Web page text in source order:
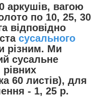
аркушів, вагою
по 10, 25, 30
відповідно
сусального
різним. Ми
сусальне
60 листів), для
- 1, 25 р.